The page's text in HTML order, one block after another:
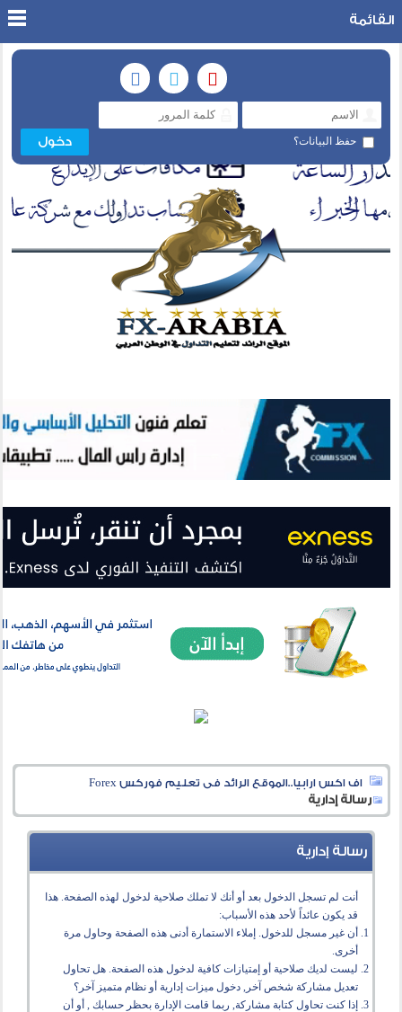
حفظ البيانات؟
القائمة
اف اكس ارابيا..الموقع الرائد فى تعليم فوركس Forex
رسالة إدارية
رسالة إدارية
أنت لم تسجل الدخول بعد أو أنك لا تملك صلاحية لدخول لهذه الصفحة. هذا
قد يكون عائداً لأحد هذه الأسباب:
أن غير مسجل للدخول. إملاء الاستمارة أدنى هذه الصفحة وحاول مرة
أخرى.
ليست لديك صلاحية أو إمتيازات كافية لدخول هذه الصفحة. هل تحاول
تعديل مشاركة شخص آخر, دخول ميزات إدارية أو نظام متميز آخر؟
إذا كنت تحاول كتابة مشاركة, ربما قامت الإدارة بحظر حسابك , أو أن